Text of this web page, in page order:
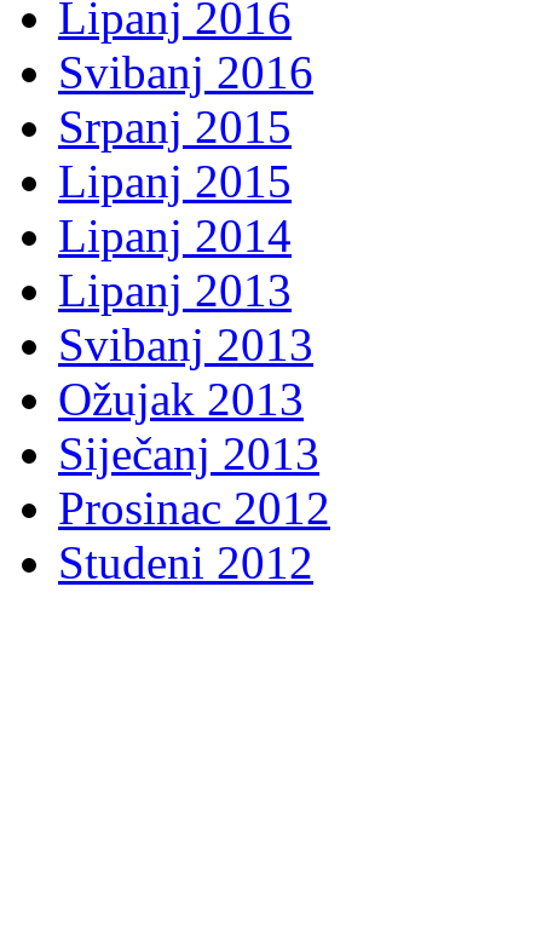
Lipanj 2016
Svibanj 2016
Srpanj 2015
Lipanj 2015
Lipanj 2014
Lipanj 2013
Svibanj 2013
Ožujak 2013
Siječanj 2013
Prosinac 2012
Studeni 2012